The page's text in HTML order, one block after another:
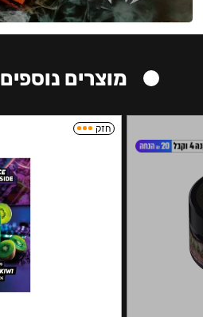
מוצרים נוספים
חזק